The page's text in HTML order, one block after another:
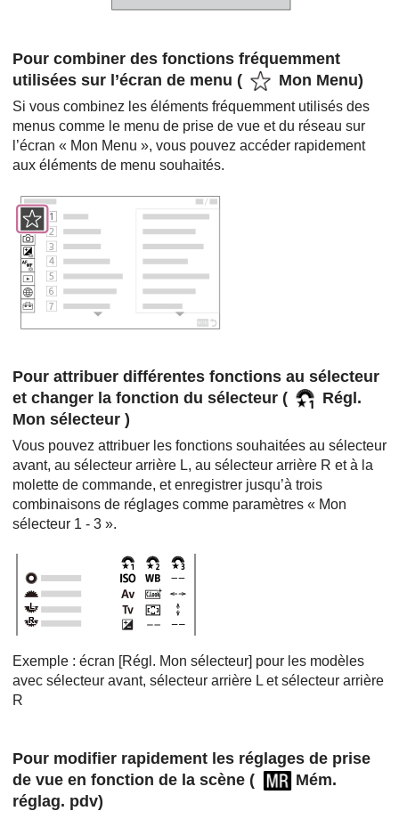
Pour combiner des fonctions fréquemment
utilisées sur l’écran de menu (
Mon Menu)
Si vous combinez les éléments fréquemment utilisés des
menus comme le menu de prise de vue et du réseau sur
l’écran « Mon Menu », vous pouvez accéder rapidement
aux éléments de menu souhaités.
Pour attribuer différentes fonctions au sélecteur
et changer la fonction du sélecteur (
Régl.
Mon sélecteur )
Vous pouvez attribuer les fonctions souhaitées au sélecteur
avant, au sélecteur arrière L, au sélecteur arrière R et à la
molette de commande, et enregistrer jusqu’à trois
combinaisons de réglages comme paramètres « Mon
sélecteur 1 - 3 ».
Exemple : écran [Régl. Mon sélecteur] pour les modèles
avec sélecteur avant, sélecteur arrière L et sélecteur arrière
R
Pour modifier rapidement les réglages de prise
de vue en fonction de la scène (
Mém.
réglag. pdv)